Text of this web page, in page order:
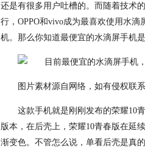
还是有很多用户吐槽的。而随着技术
行，OPPO和vivo成为最喜欢使用水
机。那么你知道最便宜的水滴屏手机
图片素材源自网络，如有侵权联
这款手机就是刚刚发布的荣耀10
版本，在后壳上，荣耀10青春版在延
渐变色。不管怎么说，单看后壳是真